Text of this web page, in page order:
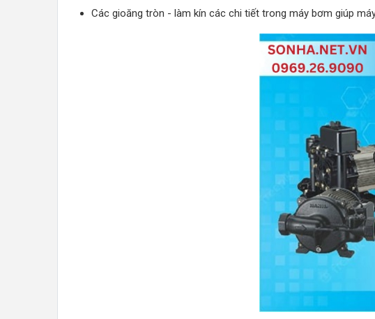
Các gioăng tròn - làm kín các chi tiết trong máy bơm giúp